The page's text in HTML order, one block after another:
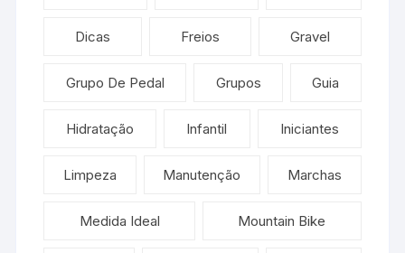
Dicas Freios Gravel
Grupo De Pedal Grupos Guia
Hidratação Infantil Iniciantes
Limpeza Manutenção Marchas
Medida Ideal Mountain Bike